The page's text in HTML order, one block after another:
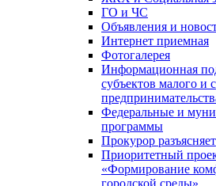
ГО и ЧС
Объявления и
Интернет приемная
Фотогалерея
Информационная
субъектов малого и
Федеральные и
программы
Прокурор разъясняет
Приоритетный
«Формирование